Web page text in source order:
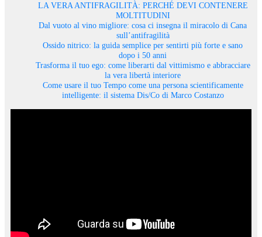
LA VERA ANTIFRAGILITÀ: PERCHÉ DEVI CONTENERE
MOLTITUDINI
Dal vuoto al vino migliore: cosa ci insegna il miracolo di Cana
sull’antifragilità
Ossido nitrico: la guida semplice per sentirti più forte e sano
dopo i 50 anni
Trasforma il tuo ego: come liberarti dal vittimismo e abbracciare
la vera libertà interiore
Come usare il tuo Tempo come una persona scientificamente
intelligente: il sistema Dis/Co di Marco Costanzo